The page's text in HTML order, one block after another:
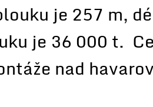
je 257 m,
je 36 000 t.
nad